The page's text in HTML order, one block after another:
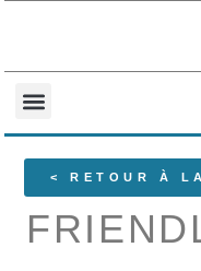
< RETOUR À